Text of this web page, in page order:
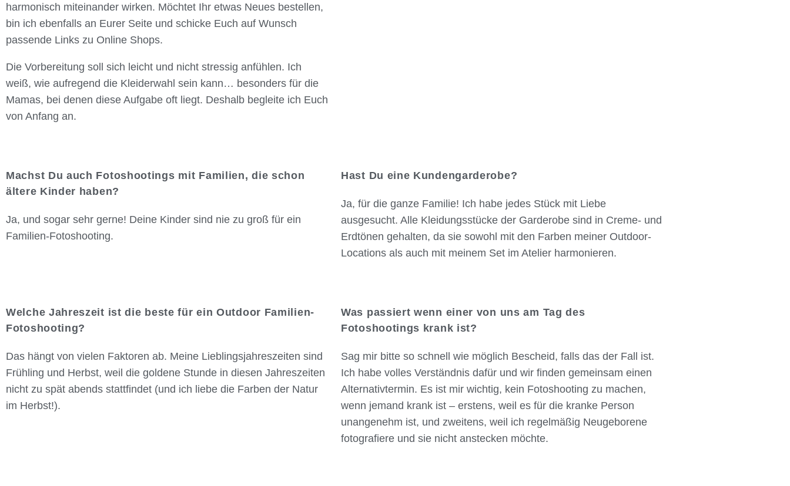
harmonisch miteinander wirken. Möchtet Ihr etwas Neues bestellen,
bin ich ebenfalls an Eurer Seite und schicke Euch auf Wunsch
passende Links zu Online Shops.
Die Vorbereitung soll sich leicht und nicht stressig anfühlen. Ich
weiß, wie aufregend die Kleiderwahl sein kann… besonders für die
Mamas, bei denen diese Aufgabe oft liegt. Deshalb begleite ich Euch
von Anfang an.
Machst Du auch Fotoshootings mit Familien, die schon
ältere Kinder haben?
Ja, und sogar sehr gerne! Deine Kinder sind nie zu groß für ein
Familien-Fotoshooting.
Hast Du eine Kundengarderobe?
Ja, für die ganze Familie! Ich habe jedes Stück mit Liebe
ausgesucht. Alle Kleidungsstücke der Garderobe sind in Creme- und
Erdtönen gehalten, da sie sowohl mit den Farben meiner Outdoor-
Locations als auch mit meinem Set im Atelier harmonieren.
Welche Jahreszeit ist die beste für ein Outdoor Familien-
Fotoshooting?
Das hängt von vielen Faktoren ab. Meine Lieblingsjahreszeiten sind
Frühling und Herbst, weil die goldene Stunde in diesen Jahreszeiten
nicht zu spät abends stattfindet (und ich liebe die Farben der Natur
im Herbst!).
Was passiert wenn einer von uns am Tag des
Fotoshootings krank ist?
Sag mir bitte so schnell wie möglich Bescheid, falls das der Fall ist.
Ich habe volles Verständnis dafür und wir finden gemeinsam einen
Alternativtermin. Es ist mir wichtig, kein Fotoshooting zu machen,
wenn jemand krank ist – erstens, weil es für die kranke Person
unangenehm ist, und zweitens, weil ich regelmäßig Neugeborene
fotografiere und sie nicht anstecken möchte.